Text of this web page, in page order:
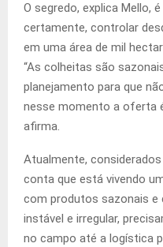
O segredo, explica Mello,
certamente, controlar
em uma área de mil
“As colheitas são
planejamento para que
nesse momento a oferta
afirma.
Atualmente,
conta que está vivendo
com produtos sazonais e
instável e irregular,
no campo até a logística